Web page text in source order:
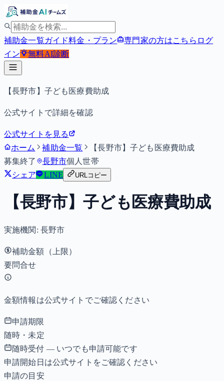
補助金一覧ガイド料金・プラン 専門家の方はこちら ログ
イン
無料AI診断
【長野市】子ども医療費助成
公式サイトで詳細を確認
公式サイトを見る
ホーム
補助金一覧
【長野市】子ども医療費助成
募集終了
長野市個人世帯
シェア
LINE URLコピー
【長野市】子ども医療費助成
実施機関: 長野市
補助金額（上限）
要問合せ
金額情報は公式サイトでご確認ください
申請期限
随時・未定
随時受付 — いつでも申請可能です
申請開始日は公式サイトをご確認ください
申請の目安